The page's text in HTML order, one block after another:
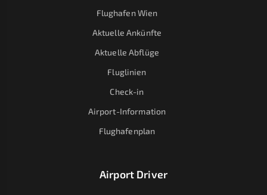
Flughafen Wien
Aktuelle Ankünfte
Aktuelle Abflüge
Fluglinien
Check-in
Airport-Information
Flughafenplan
Airport Driver